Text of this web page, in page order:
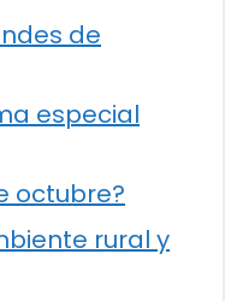
de
especial
octubre?
rural y